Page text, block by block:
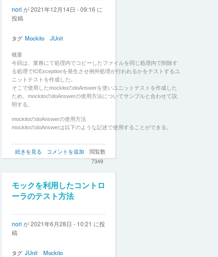
点
の
の
nori が2021年12月14日 - 09:16 に
投稿
タグ Mockito JUnit
概要
今回は、業務にて処理内でコピーしたファイルを同じ処理内で削除す
る処理でIOExceptionを発生させ例外処理が行われるかをテストするユ
ニットテストを作成した。
そこで使用したmockitoのdoAnswerを使いユニットテストを作成した
ため、mockitoのdoAnswerの使用方法についてサンプルと合わせて説
明する。
mockitoのdoAnswerの使用方法
mockitoのdoAnswerは以下のような記述で使用することができる。
mockito
の
使
ッ
ト
ス
続きを見る コメントを追加
閲覧数
7349
モックを利用したコントロ
ーラのテスト方法
nori が2021年6月28日 - 10:21 に投
稿
タグ JUnit Mockito